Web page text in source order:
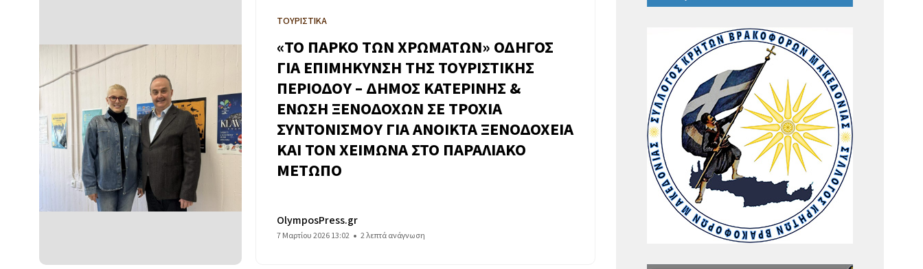
ΤΟΥΡΙΣΤΙΚΑ
«ΤΟ ΠΑΡΚΟ ΤΩΝ ΧΡΩΜΑΤΩΝ» ΟΔΗΓΟΣ
ΓΙΑ ΕΠΙΜΗΚΥΝΣΗ ΤΗΣ ΤΟΥΡΙΣΤΙΚΗΣ
ΠΕΡΙΟΔΟΥ – ΔΗΜΟΣ ΚΑΤΕΡΙΝΗΣ &
ΕΝΩΣΗ ΞΕΝΟΔΟΧΩΝ ΣΕ ΤΡΟΧΙΑ
ΣΥΝΤΟΝΙΣΜΟΥ ΓΙΑ ΑΝΟΙΚΤΑ ΞΕΝΟΔΟΧΕΙΑ
ΚΑΙ ΤΟΝ ΧΕΙΜΩΝΑ ΣΤΟ ΠΑΡΑΛΙΑΚΟ
ΜΕΤΩΠΟ
OlymposPress.gr
7 Μαρτίου 2026 13:02 2 λεπτά ανάγνωση